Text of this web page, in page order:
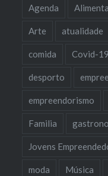
Agenda
Arte atualidade
comida Covid-19
desporto
empreendorismo
Familia
Jovens
moda Música